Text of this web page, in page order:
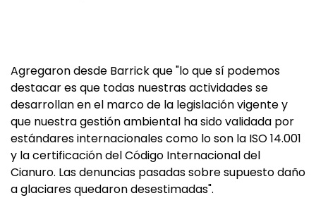
Agregaron desde Barrick que "lo que sí podemos
destacar es que todas nuestras actividades se
desarrollan en el marco de la legislación vigente y
que nuestra gestión ambiental ha sido validada por
estándares internacionales como lo son la ISO 14.001
y la certificación del Código Internacional del
Cianuro. Las denuncias pasadas sobre supuesto daño
a glaciares quedaron desestimadas".